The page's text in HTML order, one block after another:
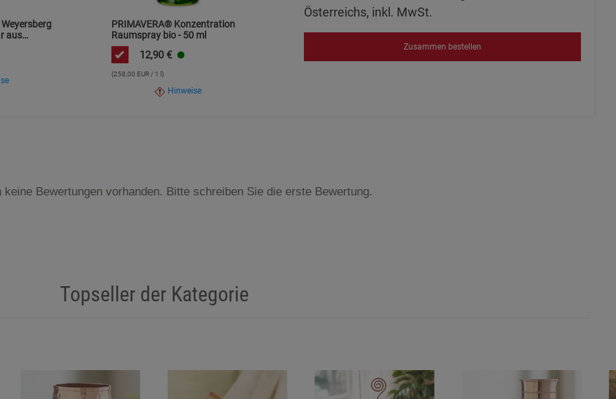
aus
PRIMAVERA® Konzentration
Raumspray bio - 50 ml
12,90 €
(258,00 EUR / 1 l)
Hinweise
Österreichs, inkl. MwSt.
Zusammen bestellen
keine Bewertungen vorhanden. Bitte schreiben Sie die erste Bewertung.
Topseller der Kategorie
Marketing Cookies (3)
Beschreibung Marketing Cookies
Cookie-Informationen